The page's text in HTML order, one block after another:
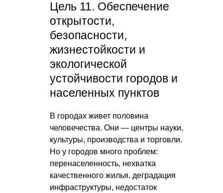
Цель 11. Обеспечение
открытости,
безопасности,
жизнестойкости и
экологической
устойчивости городов и
населенных пунктов
В городах живет половина
человечества. Они — центры науки,
культуры, производства и торговли.
Но у городов много проблем:
перенаселенность, нехватка
качественного жилья, деградация
инфраструктуры, недостаток